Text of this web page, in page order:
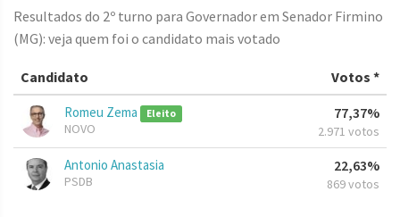
Resultados do 2º turno para Governador em Senador Firmino
(MG): veja quem foi o candidato mais votado
Candidato Votos *
Romeu Zema Eleito
NOVO
77,37%
2.971 votos
Antonio Anastasia
PSDB
22,63%
869 votos